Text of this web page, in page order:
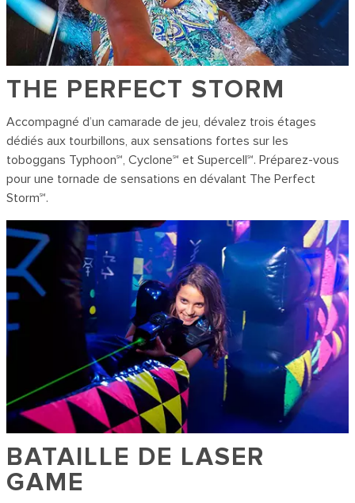
THE PERFECT STORM
Accompagné d’un camarade de jeu, dévalez trois étages
dédiés aux tourbillons, aux sensations fortes sur les
toboggans Typhoon℠, Cyclone℠ et Supercell℠. Préparez-vous
pour une tornade de sensations en dévalant The Perfect
Storm℠.
BATAILLE DE LASER
GAME